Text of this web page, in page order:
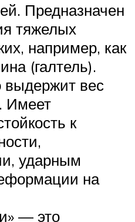
Предназначен
тяжелых
например, как
(галтель).
выдержит вес
Имеет
к
ударным
на
— это